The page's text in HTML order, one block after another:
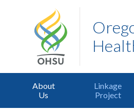
About
Us
Linkage
Project